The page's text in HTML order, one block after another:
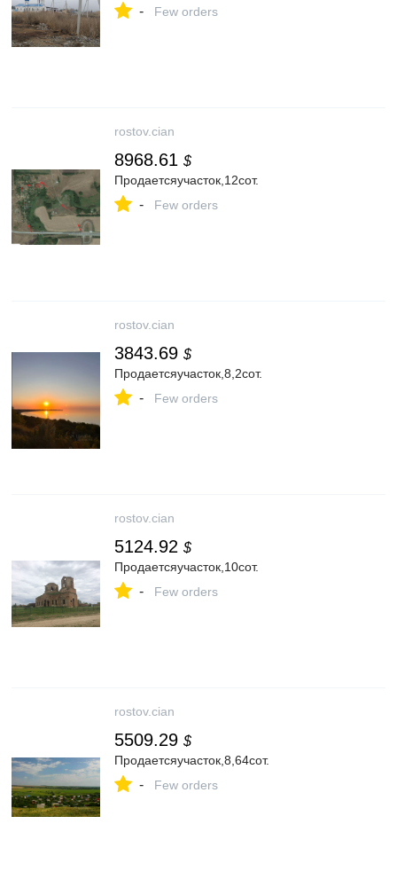
- Few orders
rostov.cian
8968.61 $
Продаетсяучасток,12сот.
- Few orders
rostov.cian
3843.69 $
Продаетсяучасток,8,2сот.
- Few orders
rostov.cian
5124.92 $
Продаетсяучасток,10сот.
- Few orders
rostov.cian
5509.29 $
Продаетсяучасток,8,64сот.
- Few orders